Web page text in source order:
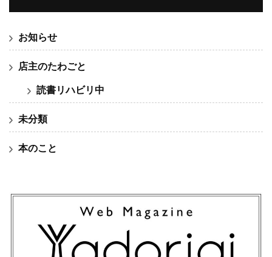
お知らせ
店主のたわごと
読書リハビリ中
未分類
本のこと